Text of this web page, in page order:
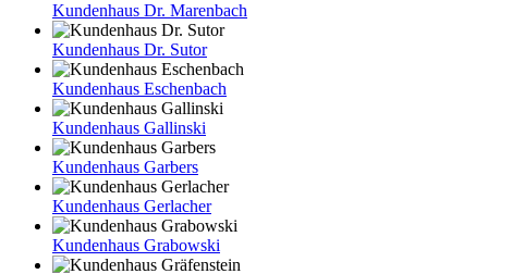
Kundenhaus Dr. Marenbach
Kundenhaus Dr. Sutor
Kundenhaus Eschenbach
Kundenhaus Gallinski
Kundenhaus Garbers
Kundenhaus Gerlacher
Kundenhaus Grabowski